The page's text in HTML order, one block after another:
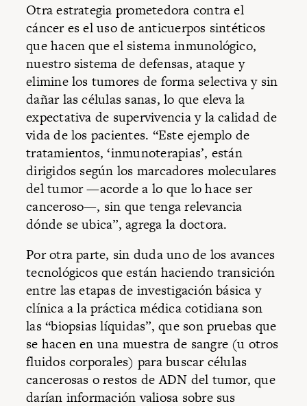
Otra estrategia prometedora contra el
cáncer es el uso de anticuerpos sintéticos
que hacen que el sistema inmunológico,
nuestro sistema de defensas, ataque y
elimine los tumores de forma selectiva y sin
dañar las células sanas, lo que eleva la
expectativa de supervivencia y la calidad de
vida de los pacientes. “Este ejemplo de
tratamientos, ‘inmunoterapias’, están
dirigidos según los marcadores moleculares
del tumor —acorde a lo que lo hace ser
canceroso—, sin que tenga relevancia
dónde se ubica”, agrega la doctora.
Por otra parte, sin duda uno de los avances
tecnológicos que están haciendo transición
entre las etapas de investigación básica y
clínica a la práctica médica cotidiana son
las “biopsias líquidas”, que son pruebas que
se hacen en una muestra de sangre (u otros
fluidos corporales) para buscar células
cancerosas o restos de ADN del tumor, que
darían información valiosa sobre sus